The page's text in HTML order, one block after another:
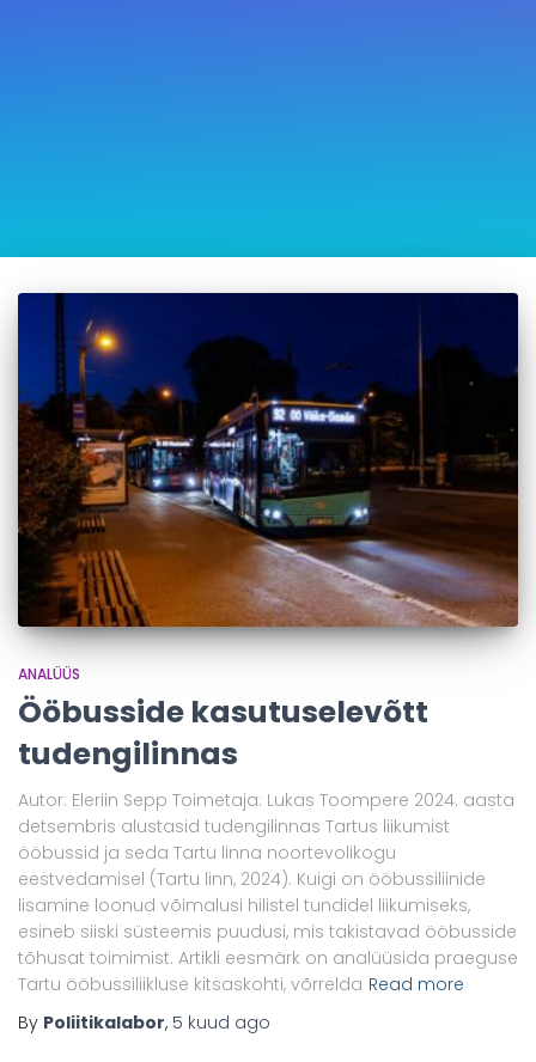
ANALÜÜS
Ööbusside kasutuselevõtt
tudengilinnas
Autor: Eleriin Sepp Toimetaja: Lukas Toompere 2024. aasta
detsembris alustasid tudengilinnas Tartus liikumist
ööbussid ja seda Tartu linna noortevolikogu
eestvedamisel (Tartu linn, 2024). Kuigi on ööbussiliinide
lisamine loonud võimalusi hilistel tundidel liikumiseks,
esineb siiski süsteemis puudusi, mis takistavad ööbusside
tõhusat toimimist. Artikli eesmärk on analüüsida praeguse
Tartu ööbussiliikluse kitsaskohti, võrrelda Read more
By Poliitikalabor, 5 kuud ago